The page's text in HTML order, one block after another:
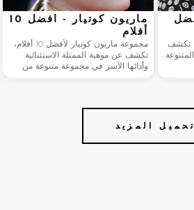
تكشف
ماريون كوتيار - أفضل 10
أفلام
مجموعة ماريون كوتيار لأفضل 10 أفلام،
تكشف عن موهبة الممثلة الاستثنائية
وأدائها الآسر في مجموعة متنوعة من
تحميل المزيد